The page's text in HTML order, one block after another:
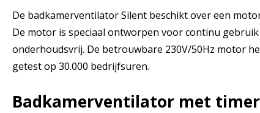
De badkamerventilator Silent beschikt over een
De motor is speciaal ontworpen voor continu
onderhoudsvrij. De betrouwbare 230V/50Hz motor
getest op 30.000 bedrijfsuren.
Badkamerventilator met timer